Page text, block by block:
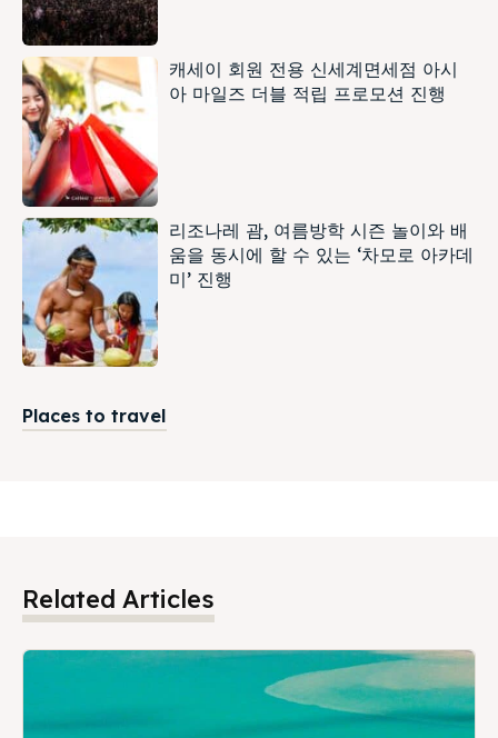
캐세이 회원 전용 신세계면세점 아시
아 마일즈 더블 적립 프로모션 진행
리조나레 괌, 여름방학 시즌 놀이와 배
움을 동시에 할 수 있는 ‘차모로 아카데
미’ 진행
Places to travel
Related Articles